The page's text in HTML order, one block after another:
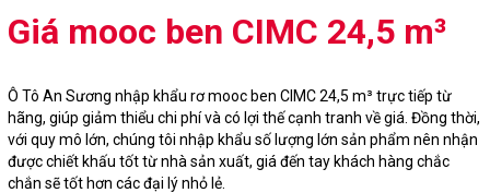
Giá mooc ben CIMC 24,5 m³
Ô Tô An Sương nhập khẩu rơ mooc ben CIMC 24,5 m³ trực tiếp từ
hãng, giúp giảm thiểu chi phí và có lợi thế cạnh tranh về giá. Đồng thời,
với quy mô lớn, chúng tôi nhập khẩu số lượng lớn sản phẩm nên nhận
được chiết khấu tốt từ nhà sản xuất, giá đến tay khách hàng chắc
chắn sẽ tốt hơn các đại lý nhỏ lẻ.